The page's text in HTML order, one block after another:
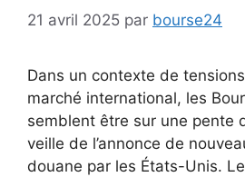
21 avril 2025 par bourse24
Dans un contexte de
marché international, les
semblent être sur une pente
veille de l’annonce de
douane par les États-Unis.